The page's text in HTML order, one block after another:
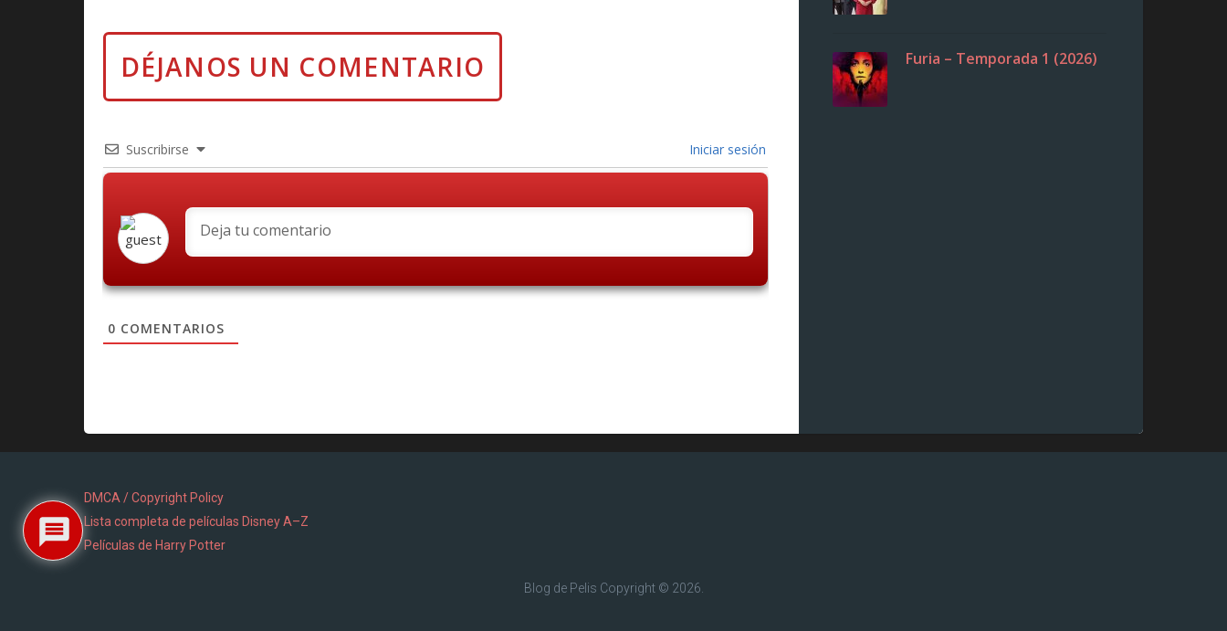
Suscribirse Iniciar sesión
0 COMENTARIOS
Furia – Temporada 1 (2026)
DMCA / Copyright Policy
Lista completa de películas Disney A–Z
Películas de Harry Potter
Blog de Pelis Copyright © 2026.